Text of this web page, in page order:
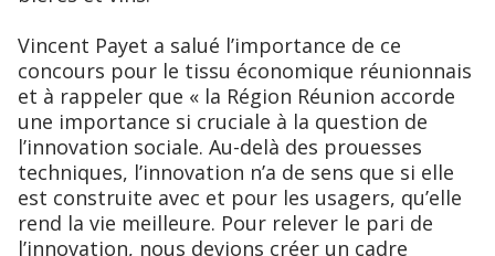
Vincent Payet a salué l’importance de ce
concours pour le tissu économique réunionnais
et à rappeler que « la Région Réunion accorde
une importance si cruciale à la question de
l’innovation sociale. Au-delà des prouesses
techniques, l’innovation n’a de sens que si elle
est construite avec et pour les usagers, qu’elle
rend la vie meilleure. Pour relever le pari de
l’innovation, nous devions créer un cadre